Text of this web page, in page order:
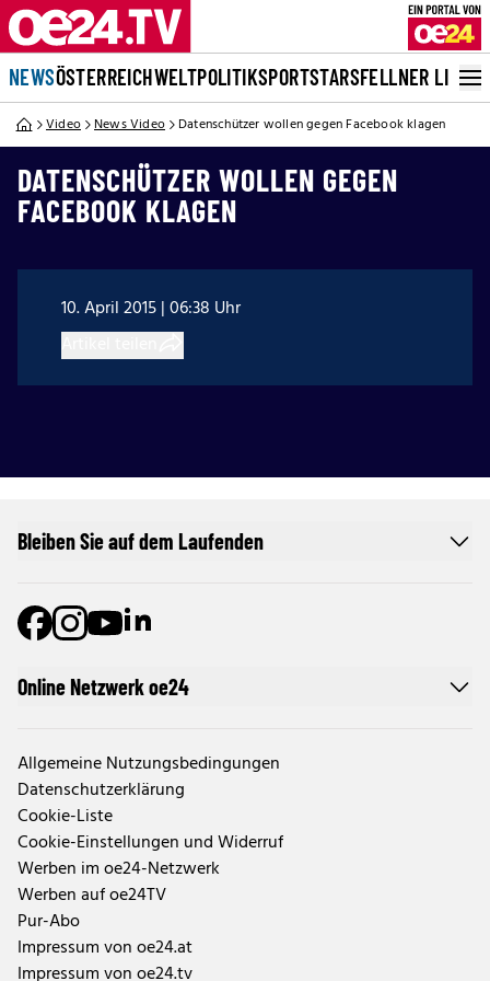
NEWSÖSTERREICHWELTPOLITIKSPORTSTARSFELLNER LIVE
Video News Video Datenschützer wollen gegen Facebook klagen
DATENSCHÜTZER WOLLEN GEGEN
FACEBOOK KLAGEN
10. April 2015 | 06:38 Uhr
Online Netzwerk oe24
Allgemeine Nutzungsbedingungen
Datenschutzerklärung
Cookie-Liste
Cookie-Einstellungen und Widerruf
Werben im oe24-Netzwerk
Werben auf oe24TV
Pur-Abo
Impressum von oe24.at
Impressum von oe24.tv
Bleiben Sie auf dem Laufenden